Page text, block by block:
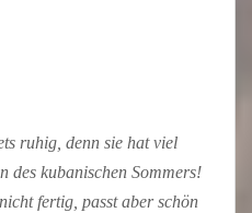
ruhig, denn sie hat viel
des kubanischen Sommers!
fertig, passt aber schön